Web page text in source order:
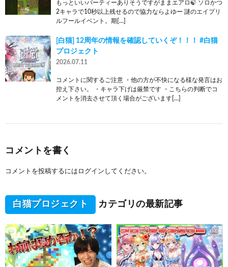
もっといいパーティーありそうですがままエアロ🍃 ソロかつ
2キャラで10秒以上残せるので協力ならよゆー 謎のエイプリ
ルフールイベント。期[…]
[白猫] 12周年の情報を確認していくぞ！！！ #白猫
プロジェクト
2026.07.11
コメントに関するご注意 ・他の方が不快になる様な発言はお
控え下さい。 ・キャラ下げは厳禁です ・こちらの判断でコ
メントを消去させて頂く場合がございます[…]
コメントを書く
コメントを投稿するには ログイン してください。
白猫プロジェクト カテゴリの最新記事